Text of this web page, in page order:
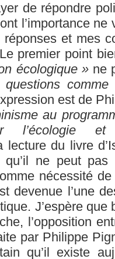
de répondre
l’importance
et mes
premier point
écologique »ne
questions
est de
au
l’écologie
lecture du livre
qu’il ne peut
nécessité
devenue l’une
J’espère
l’opposition
par Philippe
qu’il existe